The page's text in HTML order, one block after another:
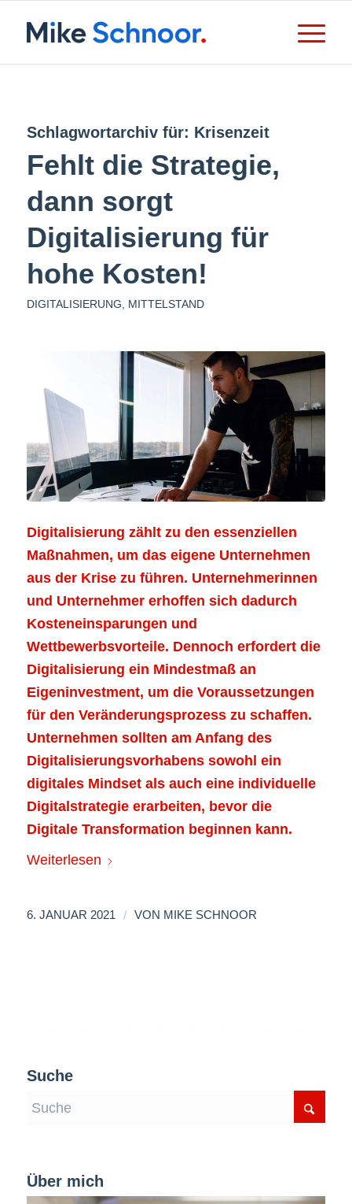
Schlagwortarchiv für: Krisenzeit
Fehlt die Strategie,
dann sorgt
Digitalisierung für
hohe Kosten!
DIGITALISIERUNG MITTELSTAND
Digitalisierung zählt zu den essenziellen
Maßnahmen, um das eigene Unternehmen
aus der Krise zu führen. Unternehmerinnen
und Unternehmer erhoffen sich dadurch
Kosteneinsparungen und
Wettbewerbsvorteile. Dennoch erfordert die
Digitalisierung ein Mindestmaß an
Eigeninvestment, um die Voraussetzungen
für den Veränderungsprozess zu schaffen.
Unternehmen sollten am Anfang des
Digitalisierungsvorhabens sowohl ein
digitales Mindset als auch eine individuelle
Digitalstrategie erarbeiten, bevor die
Digitale Transformation beginnen kann.
Weiterlesen
6. JANUAR 2021 / VON MIKE SCHNOOR
Suche
Über mich